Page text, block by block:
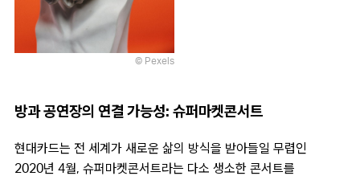
© Pexels
방과 공연장의 연결 가능성: 슈퍼마켓콘서트
현대카드는 전 세계가 새로운 삶의 방식을 받아들일 무렵인
2020년 4월, 슈퍼마켓콘서트라는 다소 생소한 콘서트를